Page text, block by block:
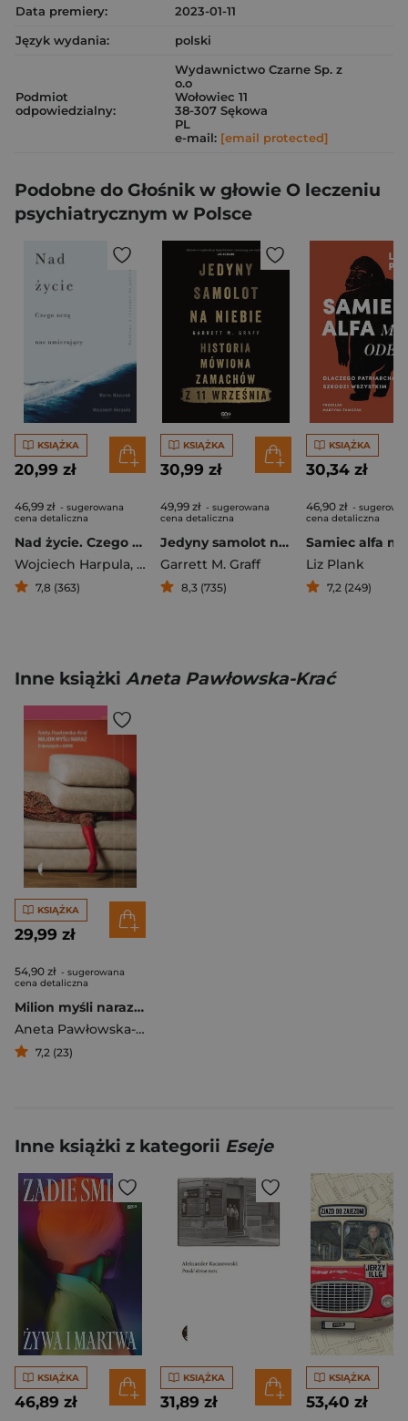
Data premiery:
2023-01-11
Język wydania:
polski
Podmiot
odpowiedzialny:
Wydawnictwo Czarne Sp. z
o.o
Wołowiec 11
38-307 Sękowa
PL
e-mail: [email protected]
Podobne do Głośnik w głowie O leczeniu
psychiatrycznym w Polsce
KSIĄŻKA
20,99 zł
46,99 zł - sugerowana
cena detaliczna
Nad życie. Czego uczą nas umierający
Wojciech Harpula, Maria Mazurek
7,8 (363)
KSIĄŻKA
30,99 zł
49,99 zł - sugerowana
cena detaliczna
Jedyny samolot na niebie. Historia mówiona zamachów z 11 września
Garrett M. Graff
8,3 (735)
KSIĄŻKA
30,34 zł
46,90 zł -
cena detaliczna
Liz Plank
7,2 (249)
Inne książki Aneta Pawłowska-Krać
KSIĄŻKA
29,99 zł
54,90 zł - sugerowana
cena detaliczna
Milion myśli naraz. O dorosłych z ADHD
Aneta Pawłowska-Krać
7,2 (23)
Inne książki z kategorii Eseje
KSIĄŻKA
46,89 zł
KSIĄŻKA
31,89 zł
KSIĄŻKA
53,40 zł